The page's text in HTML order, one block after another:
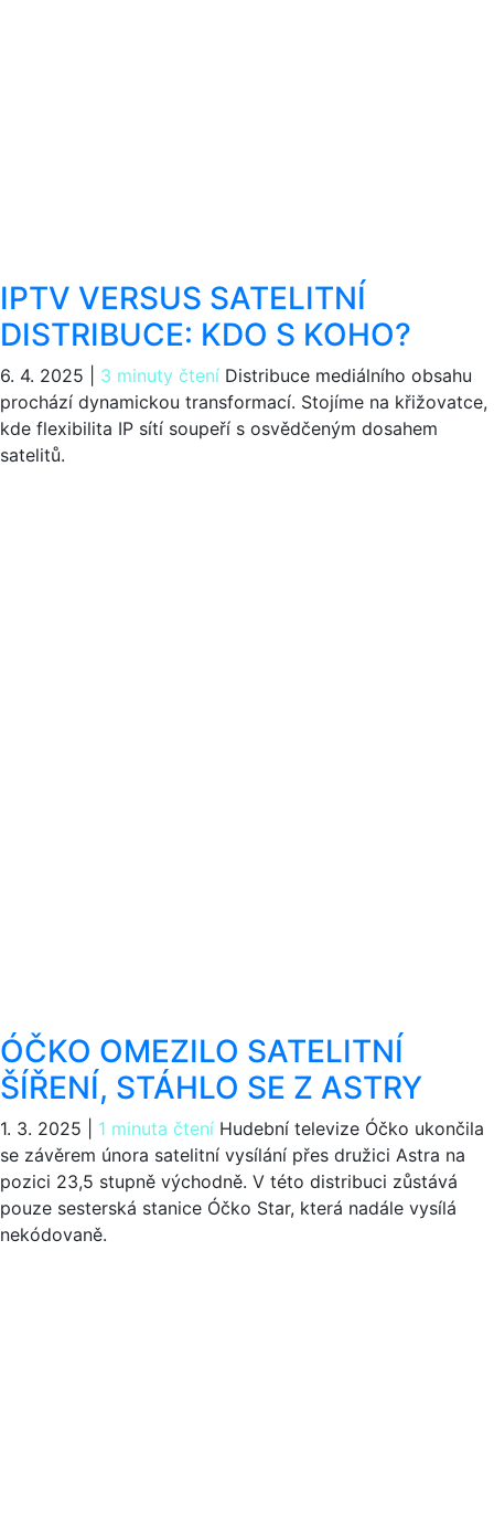
IPTV VERSUS SATELITNÍ
DISTRIBUCE: KDO S KOHO?
6. 4. 2025 3 minuty čtení Distribuce mediálního obsahu
prochází dynamickou transformací. Stojíme na křižovatce,
kde flexibilita IP sítí soupeří s osvědčeným dosahem
satelitů.
ÓČKO OMEZILO SATELITNÍ
ŠÍŘENÍ, STÁHLO SE Z ASTRY
1. 3. 2025 1 minuta čtení Hudební televize Óčko ukončila
se závěrem února satelitní vysílání přes družici Astra na
pozici 23,5 stupně východně. V této distribuci zůstává
pouze sesterská stanice Óčko Star, která nadále vysílá
nekódovaně.